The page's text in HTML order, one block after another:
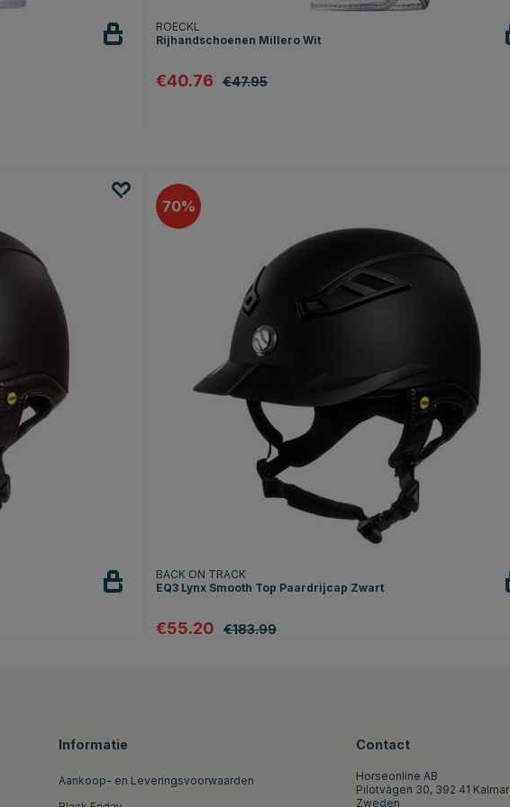
ROECKL
Rijhandschoenen Millero Wit
€40.76 €47.95
70
BACK ON TRACK
EQ3 Lynx Smooth Top Paardrijcap Zwart
€55.20 €183.99
Informatie
Aankoop- en Leveringsvoorwaarden
Contact
Horseonline AB
Pilotvägen 30, 392 41 Kalmar
Zweden